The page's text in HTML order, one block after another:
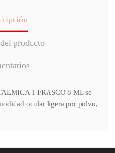
producto
1 FRASCO 8 ML se
ocular ligera por polvo,